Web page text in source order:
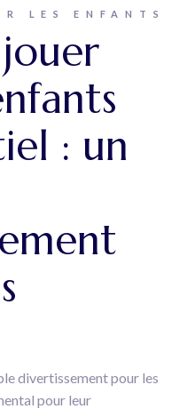
LES ENFANTS
: un
divertissement pour les
pour leur